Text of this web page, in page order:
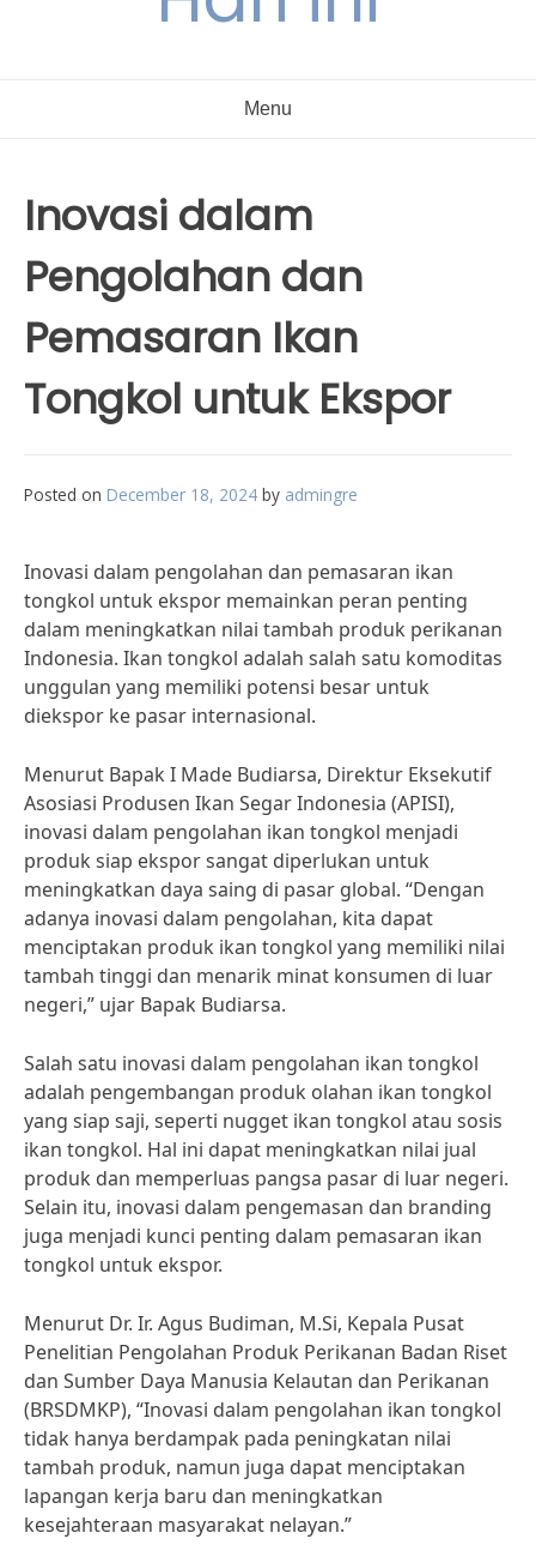
Menu
Inovasi dalam
Pengolahan dan
Pemasaran Ikan
Tongkol untuk Ekspor
Posted on December 18, 2024 by admingre
Inovasi dalam pengolahan dan pemasaran ikan
tongkol untuk ekspor memainkan peran penting
dalam meningkatkan nilai tambah produk perikanan
Indonesia. Ikan tongkol adalah salah satu komoditas
unggulan yang memiliki potensi besar untuk
diekspor ke pasar internasional.
Menurut Bapak I Made Budiarsa, Direktur Eksekutif
Asosiasi Produsen Ikan Segar Indonesia (APISI),
inovasi dalam pengolahan ikan tongkol menjadi
produk siap ekspor sangat diperlukan untuk
meningkatkan daya saing di pasar global. “Dengan
adanya inovasi dalam pengolahan, kita dapat
menciptakan produk ikan tongkol yang memiliki nilai
tambah tinggi dan menarik minat konsumen di luar
negeri,” ujar Bapak Budiarsa.
Salah satu inovasi dalam pengolahan ikan tongkol
adalah pengembangan produk olahan ikan tongkol
yang siap saji, seperti nugget ikan tongkol atau sosis
ikan tongkol. Hal ini dapat meningkatkan nilai jual
produk dan memperluas pangsa pasar di luar negeri.
Selain itu, inovasi dalam pengemasan dan branding
juga menjadi kunci penting dalam pemasaran ikan
tongkol untuk ekspor.
Menurut Dr. Ir. Agus Budiman, M.Si, Kepala Pusat
Penelitian Pengolahan Produk Perikanan Badan Riset
dan Sumber Daya Manusia Kelautan dan Perikanan
(BRSDMKP), “Inovasi dalam pengolahan ikan tongkol
tidak hanya berdampak pada peningkatan nilai
tambah produk, namun juga dapat menciptakan
lapangan kerja baru dan meningkatkan
kesejahteraan masyarakat nelayan.”